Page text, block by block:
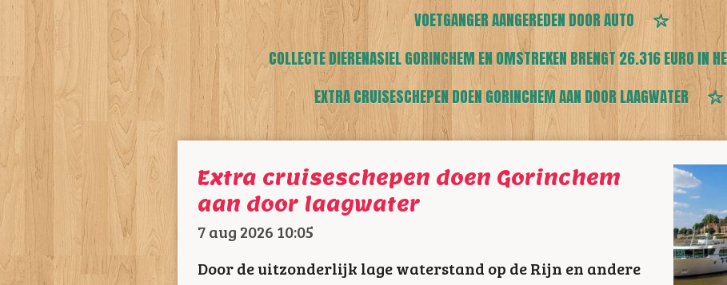
VOETGANGER AANGEREDEN DOOR AUTO
COLLECTE DIERENASIEL GORINCHEM EN OMSTREKEN BRENGT 26.316 EURO IN
EXTRA CRUISESCHEPEN DOEN GORINCHEM AAN DOOR LAAGWATER
Extra cruiseschepen doen Gorinchem
aan door laagwater
7 aug 2026 10:05
Door de uitzonderlijk lage waterstand op de Rijn en andere